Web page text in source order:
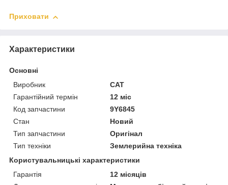
Приховати
Характеристики
Основні
Виробник
CAT
Гарантійний термін
12 міс
Код запчастини
9Y6845
Стан
Новий
Тип запчастини
Оригінал
Тип техніки
Землерийна техніка
Користувальницькі характеристики
Гарантія
12 місяців